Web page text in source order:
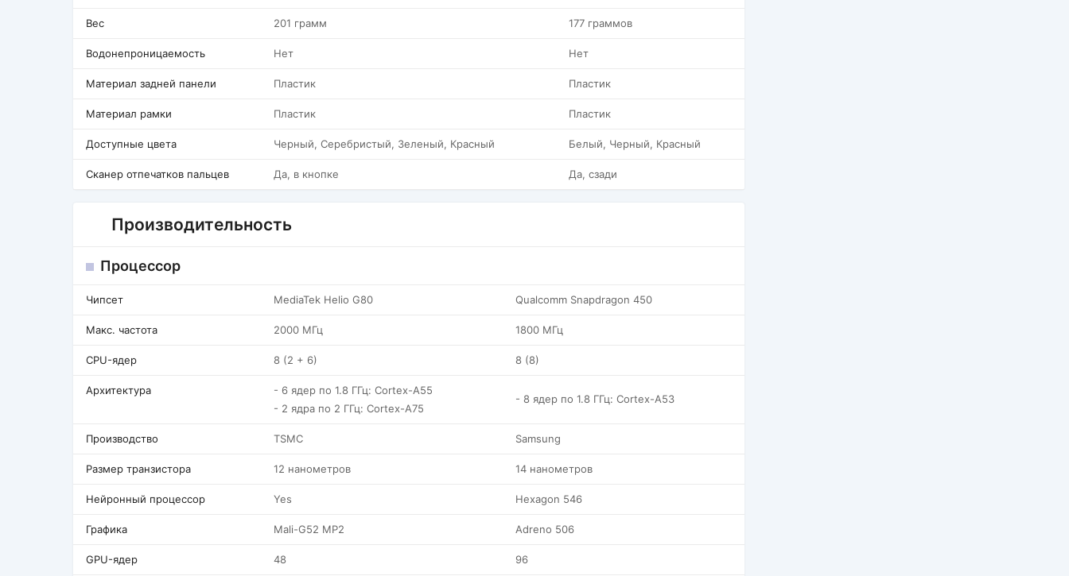
Вес 201 грамм 177 граммов
Водонепроницаемость Нет Нет
Материал задней панели Пластик Пластик
Материал рамки Пластик Пластик
Доступные цвета Черный, Серебристый, Зеленый, Красный Белый, Черный, Красный
Сканер отпечатков пальцев Да, в кнопке Да, сзади
Производительность
Процессор
Чипсет MediaTek Helio G80 Qualcomm Snapdragon 450
Макс. частота 2000 МГц 1800 МГц
CPU-ядер 8 (2 + 6) 8 (8)
Архитектура
- 6 ядер по 1.8 ГГц: Cortex-A55
- 2 ядра по 2 ГГц: Cortex-A75
- 8 ядер по 1.8 ГГц: Cortex-A53
Производство TSMC Samsung
Размер транзистора 12 нанометров 14 нанометров
Нейронный процессор Yes Hexagon 546
Графика Mali-G52 MP2 Adreno 506
GPU-ядер 48 96